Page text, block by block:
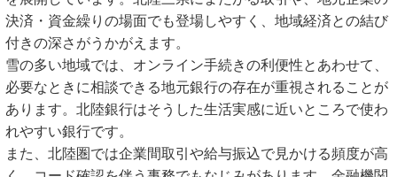
決済・資金繰りの場面でも登場しやすく、地域経済との結び
付きの深さがうかがえます。
雪の多い地域では、オンライン手続きの利便性とあわせて、
必要なときに相談できる地元銀行の存在が重視されることが
あります。北陸銀行はそうした生活実感に近いところで使わ
れやすい銀行です。
また、北陸圏では企業間取引や給与振込で見かける頻度が高